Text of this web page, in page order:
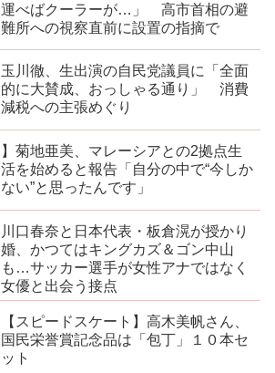
運べばクーラーが…」 高市首相の避
難所への視察直前に設置の指摘で
玉川徹、生出演の自民党議員に「全面
的に大賛成、おっしゃる通り」 消費
減税への主張めぐり
】菊地亜美、マレーシアとの2拠点生
活を始めると報告「自分の中で“今しか
ない”と思ったんです」
川口春奈と日本代表・板倉滉が授かり
婚、かつてはキングカズ＆ゴン中山
も…サッカー選手が女性アナではなく
女優と出会う接点
【スピードスケート】高木美帆さん、
国民栄誉賞記念品は「包丁」１０本セ
ット